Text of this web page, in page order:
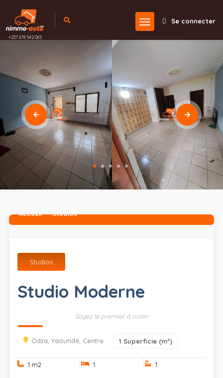
+237 678 542 065
Se connecter
Accueil Studios
Studios
Studio Moderne
Soyez le premier à noter
Odza, Yaoundé, Centre 1 Superficie (m²)
1 m2 1 1